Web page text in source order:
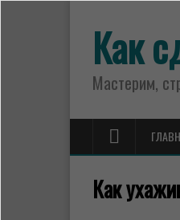
Как
Мастерим,
Как